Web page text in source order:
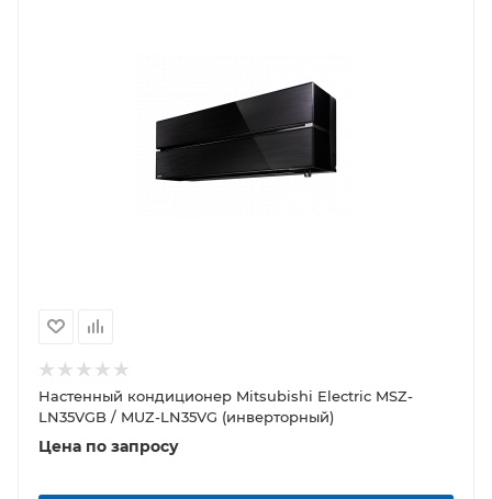
Настенный кондиционер Mitsubishi Electric MSZ-
LN35VGB / MUZ-LN35VG (инверторный)
Цена по запросу